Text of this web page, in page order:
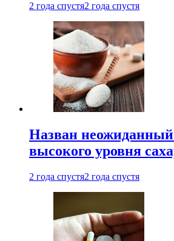
2 года спустя2 года спустя
Назван
высокого уровня
2 года спустя2 года спустя